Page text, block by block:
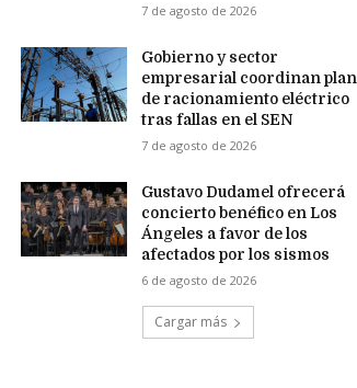
7 de agosto de 2026
Gobierno y sector
empresarial coordinan plan
de racionamiento eléctrico
tras fallas en el SEN
7 de agosto de 2026
Gustavo Dudamel ofrecerá
concierto benéfico en Los
Ángeles a favor de los
afectados por los sismos
6 de agosto de 2026
Cargar más